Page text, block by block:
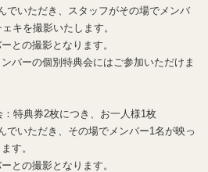
でいただき、スタッフがその場でメンバ
キを撮影いたします。
との撮影となります。
バーの個別特典会にはご参加いただけま
特典券2枚につき、お一人様1枚
でいただき、その場でメンバー1名が映っ
す。
との撮影となります。